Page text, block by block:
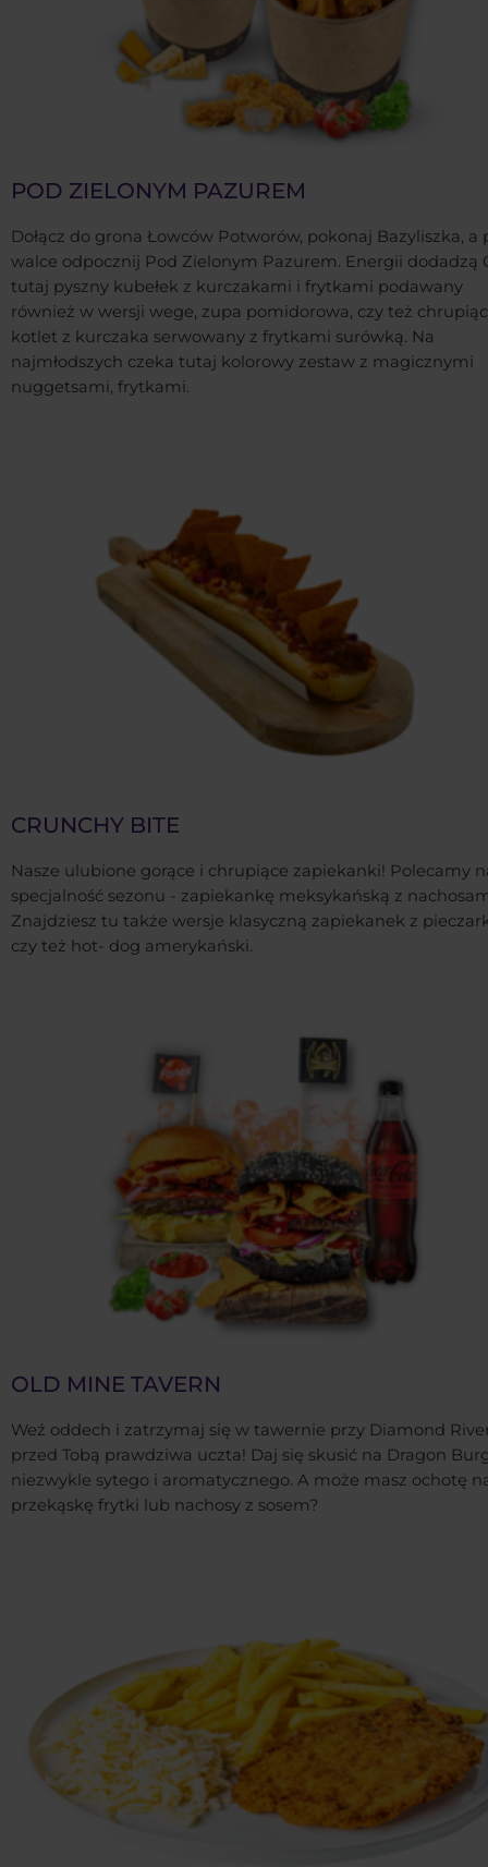
POD ZIELONYM PAZUREM
Dołącz do grona Łowców Potworów, pokonaj Bazyliszka, a
walce odpocznij Pod Zielonym Pazurem. Energii dodadzą
tutaj pyszny kubełek z kurczakami i frytkami podawany
również w wersji wege, zupa pomidorowa, czy też
kotlet z kurczaka serwowany z frytkami surówką. Na
najmłodszych czeka tutaj kolorowy zestaw z magicznymi
nuggetsami, frytkami.
CRUNCHY BITE
Nasze ulubione gorące i chrupiące zapiekanki! Polecamy
specjalność sezonu - zapiekankę meksykańską z
Znajdziesz tu także wersje klasyczną zapiekanek z
czy też hot- dog amerykański.
OLD MINE TAVERN
Weź oddech i zatrzymaj się w tawernie przy Diamond
przed Tobą prawdziwa uczta! Daj się skusić na Dragon
niezwykle sytego i aromatycznego. A może masz ochotę
przekąskę frytki lub nachosy z sosem?